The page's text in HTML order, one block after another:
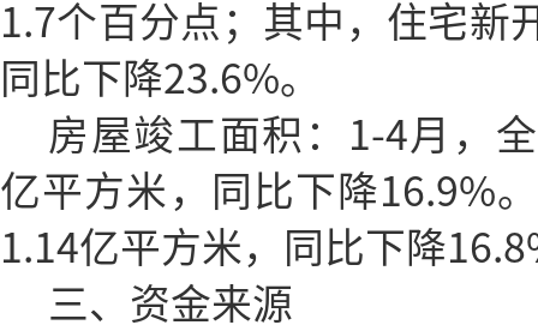
1.7个百分点；其中，住宅新
同比下降23.6%。
房屋竣工面积：1-4月，
亿平方米，同比下降16.9%
1.14亿平方米，同比下降
三、资金来源